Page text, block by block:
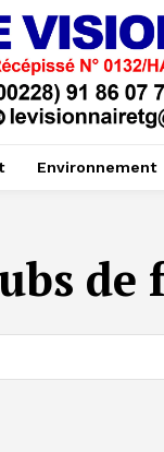
Environnement
de